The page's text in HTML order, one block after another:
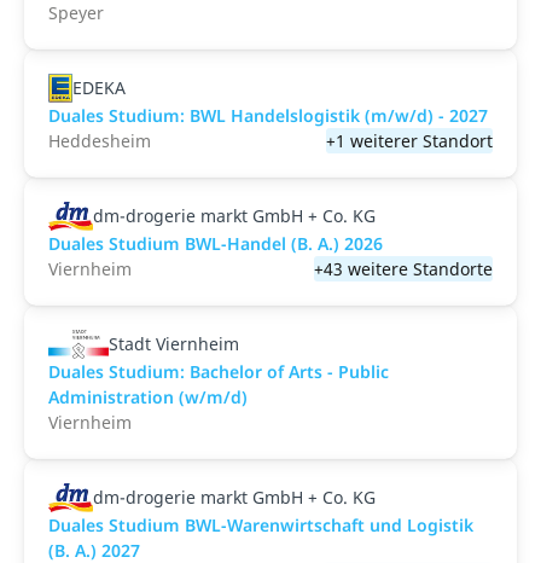
Speyer
EDEKA
Duales Studium: BWL Handelslogistik (m/w/d) - 2027
Heddesheim
+1 weiterer Standort
dm-drogerie markt GmbH + Co. KG
Duales Studium BWL-Handel (B. A.) 2026
Viernheim
+43 weitere Standorte
Stadt Viernheim
Duales Studium: Bachelor of Arts - Public
Administration (w/m/d)
Viernheim
dm-drogerie markt GmbH + Co. KG
Duales Studium BWL-Warenwirtschaft und Logistik
(B. A.) 2027